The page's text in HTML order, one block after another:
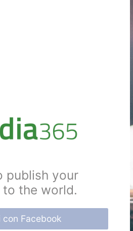
publish your
to the world.
Facebook